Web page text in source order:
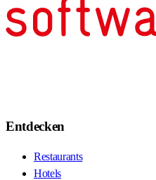
Entdecken
Restaurants
Hotels